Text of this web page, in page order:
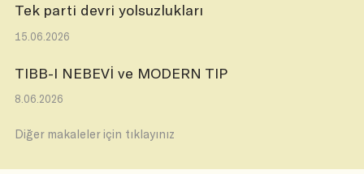
Tek parti devri yolsuzlukları
15.06.2026
TIBB-I NEBEVİ ve MODERN TIP
8.06.2026
Diğer makaleler için tıklayınız